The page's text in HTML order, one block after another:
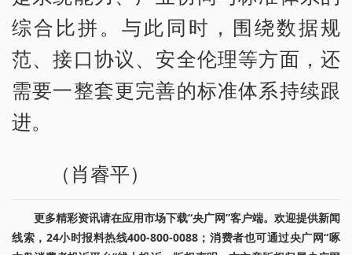
综合比拼。与此同时，围绕数据规
范、接口协议、安全伦理等方面，还
需要一整套更完善的标准体系持续跟
进。
（肖睿平）
更多精彩资讯请在应用市场下载“央广网”客户端。欢迎提供新闻
线索，24小时报料热线400-800-0088；消费者也可通过央广网“啄